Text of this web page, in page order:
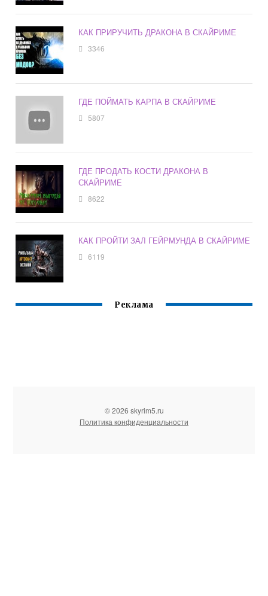
КАК ПРИРУЧИТЬ ДРАКОНА В СКАЙРИМЕ
3346
ГДЕ ПОЙМАТЬ КАРПА В СКАЙРИМЕ
5807
ГДЕ ПРОДАТЬ КОСТИ ДРАКОНА В
СКАЙРИМЕ
8622
КАК ПРОЙТИ ЗАЛ ГЕЙРМУНДА В СКАЙРИМЕ
6119
Реклама
© 2026 skyrim5.ru
Политика конфиденциальности